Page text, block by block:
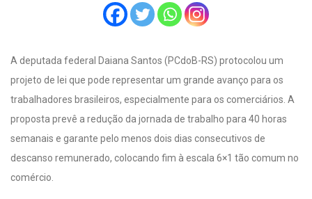
A deputada federal Daiana Santos (PCdoB-RS) protocolou um
projeto de lei que pode representar um grande avanço para os
trabalhadores brasileiros, especialmente para os comerciários. A
proposta prevê a redução da jornada de trabalho para 40 horas
semanais e garante pelo menos dois dias consecutivos de
descanso remunerado, colocando fim à escala 6×1 tão comum no
comércio.